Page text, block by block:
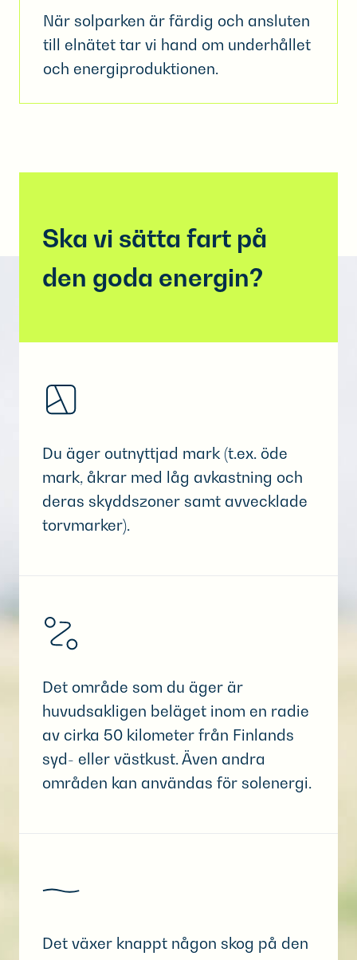
När solparken är färdig och ansluten
till elnätet tar vi hand om underhållet
och energiproduktionen.
Ska vi sätta fart på
den goda energin?
Du äger outnyttjad mark (t.ex. öde
mark, åkrar med låg avkastning och
deras skyddszoner samt avvecklade
torvmarker).
Det område som du äger är
huvudsakligen beläget inom en radie
av cirka 50 kilometer från Finlands
syd- eller västkust. Även andra
områden kan användas för solenergi.
Det växer knappt någon skog på den